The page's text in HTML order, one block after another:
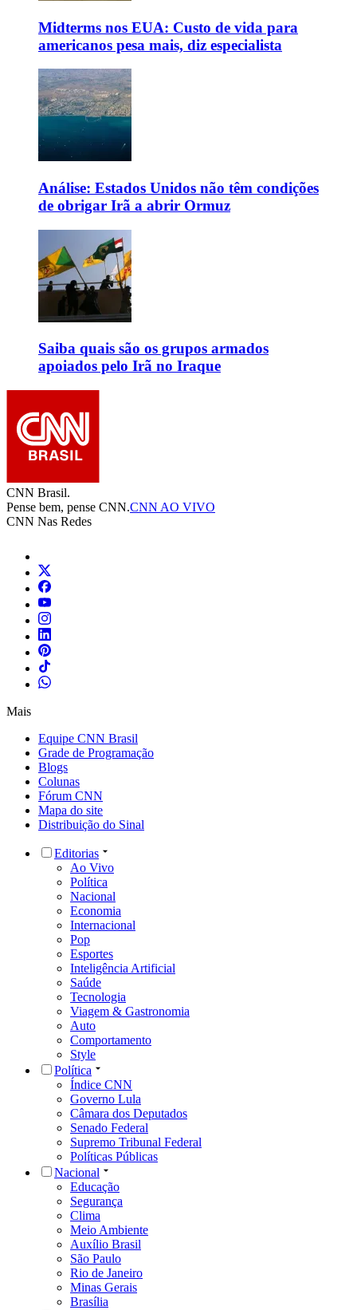
Midterms nos EUA: Custo de vida para
americanos pesa mais, diz especialista
Análise: Estados Unidos não têm condições
de obrigar Irã a abrir Ormuz
Saiba quais são os grupos armados
apoiados pelo Irã no Iraque
CNN Brasil.
Pense bem, pense CNN.CNN AO VIVO
CNN Nas Redes
Mais
Equipe CNN Brasil
Grade de Programação
Blogs
Colunas
Fórum CNN
Mapa do site
Distribuição do Sinal
Editorias
Ao Vivo
Política
Nacional
Economia
Internacional
Pop
Esportes
Inteligência Artificial
Saúde
Tecnologia
Viagem & Gastronomia
Auto
Comportamento
Style
Política
Índice CNN
Governo Lula
Câmara dos Deputados
Senado Federal
Supremo Tribunal Federal
Políticas Públicas
Nacional
Educação
Segurança
Clima
Meio Ambiente
Auxílio Brasil
São Paulo
Rio de Janeiro
Minas Gerais
Brasília